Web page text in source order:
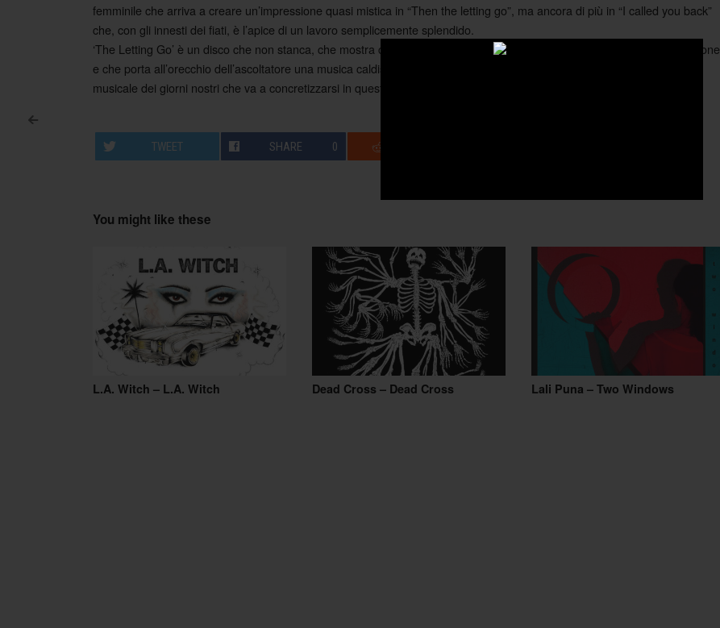
Post navigation
<
femminile che arriva a creare un’impressione quasi mistica in “Then the letting go”, ma ancora di più in “I called you back”
che, con gli innesti dei fiati, è l’apice di un lavoro semplicemente splendido.
‘The Letting Go’ è un disco che non stanca, che mostra come la voce del principe migliori sempre di più nell’interpretazione
e che porta all’orecchio dell’ascoltatore una musica caldissima nonostante la sua semplicità. La conferma di un genio
musicale dei giorni nostri che va a concretizzarsi in questa nuova bellissima prova superata con sorprendente facilità.
TWEET SHARE 0
You might like these
L.A. Witch – L.A. Witch Dead Cross – Dead Cross Lali Puna – Two Windows